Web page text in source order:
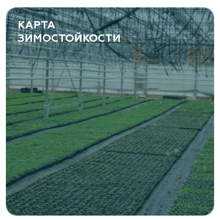
www.yoly-paly.ru
«ВЕНЕВ» питомник растений
Тульская область, Венёвский р-н, село
Борщевое, улица Лесная, д. 13
8 963 224 87 99
https://www.venev1.ru/
«ВЕНЕВ» питомник растений
Тульская область, Венёвский р-н, село
Борщевое, улица Лесная, д. 13
8 963 224 87 99
https://www.venev1.ru/
КАРТА
ЗИМОСТОЙКОСТИ